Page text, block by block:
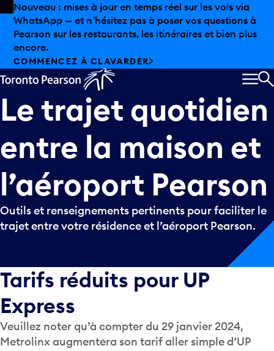
Skip to offers
Passer au contenu principal
Les aubaines estivales sont arrivées chez Pearson.
Magasinage hors taxes, offres gastronomiques et bien
plus encore.
DÉCOUVREZ L’ÉTÉ CHEZ PEARSON
Letrajet quotidien
entrela maison et
l’aéroportPearson
Outils et renseignements pertinents pour faciliter le
trajet entre votre résidence et l’aéroport Pearson.
Tarifs réduits pour UP
Express
Veuillez noter qu’à compter du 29 janvier 2024,
Metrolinx augmentera son tarif aller simple d’UP
Express entre la gare Union et l’aéroport Toronto